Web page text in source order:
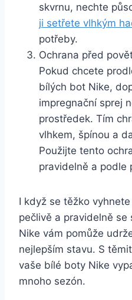
skvrnu, nechte
ji setřete vlhkým
potřeby.
Ochrana před
Pokud chcete
bílých bot Nike,
impregnační sprej
prostředek. Tím
vlhkem, špínou a
Použijte tento
pravidelně a podle
I když se těžko
pečlivě a pravidelně
Nike ‍vám pomůže⁤
nejlepším stavu.⁤ S
vaše bílé boty Nike⁤
mnoho sezón.